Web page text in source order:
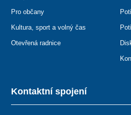
Kontaktní spojení
Pro občany
Kultura, sport a volný čas
Otevřená radnice